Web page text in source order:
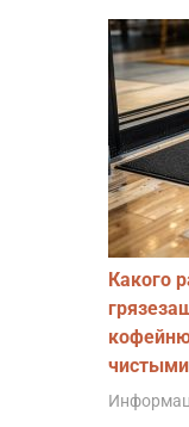
Какого
чистыми